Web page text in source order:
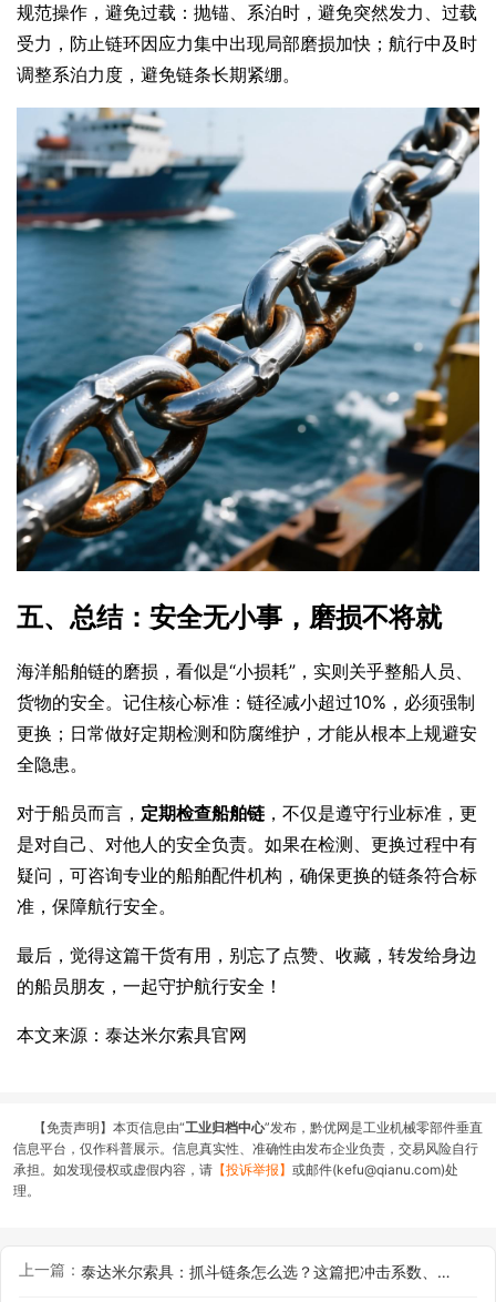
规范操作，避免过载：抛锚、系泊时，避免突然发力、过载
受力，防止链环因应力集中出现局部磨损加快；航行中及时
调整系泊力度，避免链条长期紧绷。
五、总结：安全无小事，磨损不将就
海洋船舶链的磨损，看似是“小损耗”，实则关乎整船人员、
货物的安全。记住核心标准：链径减小超过10%，必须强制
更换；日常做好定期检测和防腐维护，才能从根本上规避安
全隐患。
对于船员而言， 定期检查船舶链 ，不仅是遵守行业标准，更
是对自己、对他人的安全负责。如果在检测、更换过程中有
疑问，可咨询专业的船舶配件机构，确保更换的链条符合标
准，保障航行安全。
最后，觉得这篇干货有用，别忘了点赞、收藏，转发给身边
的船员朋友，一起守护航行安全！
本文来源：泰达米尔索具官网
【免责声明】本页信息由“工业归档中心”发布，黔优网是工业机械零部件垂直
信息平台，仅作科普展示。信息真实性、准确性由发布企业负责，交易风险自行
承担。如发现侵权或虚假内容，请 【投诉举报】 或邮件(kefu@qianu.com)处
理。
上一篇： 泰达米尔索具：抓斗链条怎么选？这篇把冲击系数、耐磨性、不锈钢都讲透了